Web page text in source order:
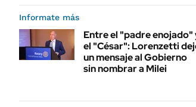
Informate más
Entre el "padre enojado"
el "César": Lorenzetti
un mensaje al Gobierno
sin nombrar a Milei